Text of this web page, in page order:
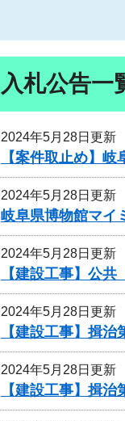
入札公告一
2024年5月28日更新
【案件取止め】
2024年5月28日更新
岐阜県博物館マイ
2024年5月28日更新
【建設工事】公
2024年5月28日更新
【建設工事】揖
2024年5月28日更新
【建設工事】揖